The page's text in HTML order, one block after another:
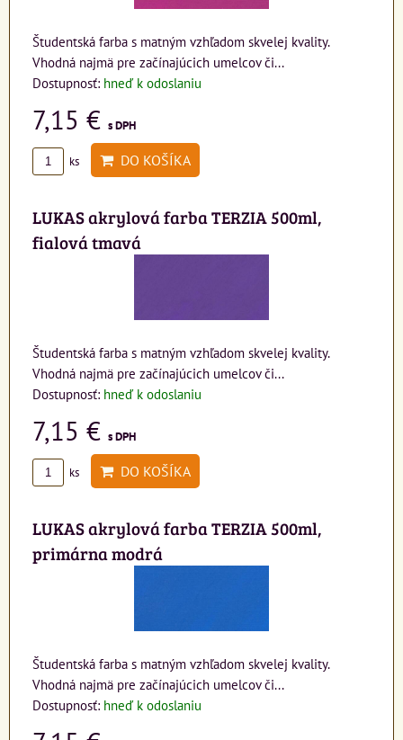
Študentská farba s matným vzhľadom skvelej kvality.
Vhodná najmä pre začínajúcich umelcov či...
Dostupnosť: hneď k odoslaniu
7,15 € s DPH
ks DO KOŠÍKA
LUKAS akrylová farba TERZIA 500ml,
fialová tmavá
Študentská farba s matným vzhľadom skvelej kvality.
Vhodná najmä pre začínajúcich umelcov či...
Dostupnosť: hneď k odoslaniu
7,15 € s DPH
ks DO KOŠÍKA
LUKAS akrylová farba TERZIA 500ml,
primárna modrá
Študentská farba s matným vzhľadom skvelej kvality.
Vhodná najmä pre začínajúcich umelcov či...
Dostupnosť: hneď k odoslaniu